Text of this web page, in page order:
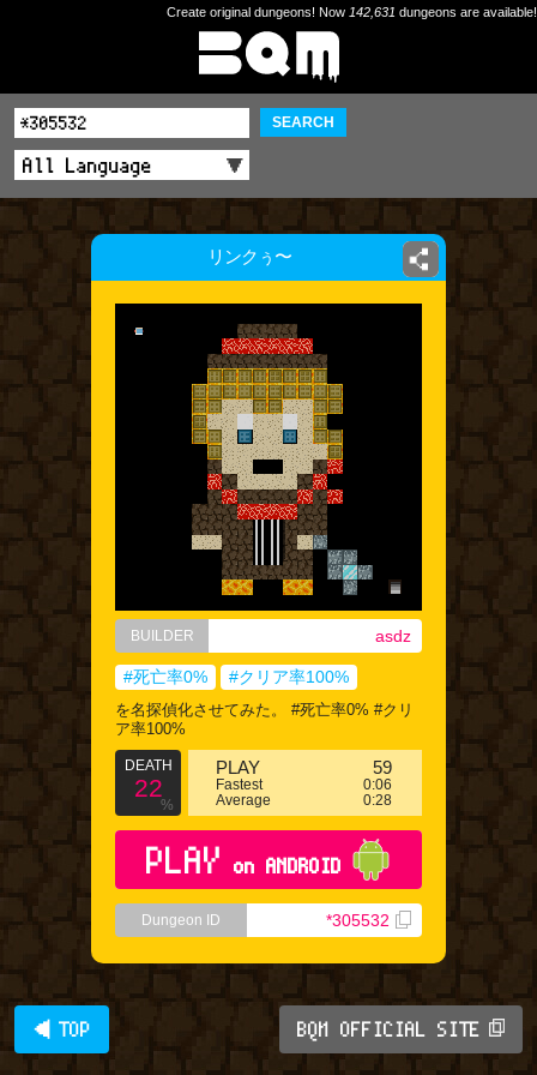
Create original dungeons! Now 142,631 dungeons are available!
SEARCH
リンクぅ〜
BUILDER asdz
#死亡率0% #クリア率100%
を名探偵化させてみた。 #死亡率0% #クリ
ア率100%
DEATH
22
%
PLAY 59
Fastest
0:06
Average
0:28
PLAY on ANDROID
Dungeon ID *305532
◀ TOP BQM OFFICIAL SITE